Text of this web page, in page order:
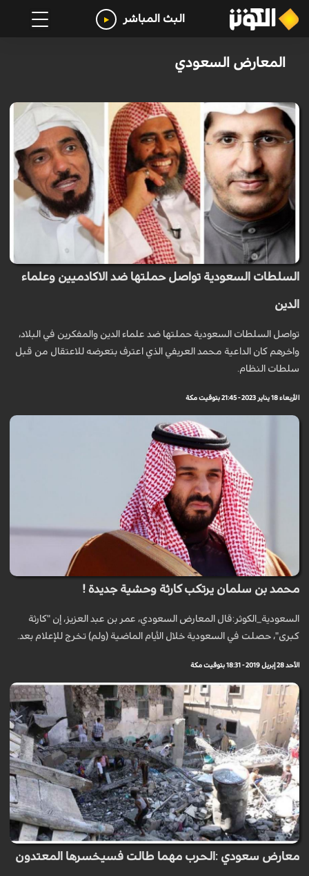
البث المباشر
المعارض السعودي
السلطات السعودية تواصل حملتها ضد الاكادميين وعلماء
الدين
تواصل السلطات السعودية حملتها ضد علماء الدين والمفكرين في البلاد،
واخرهم كان الداعية محمد العريفي الذي اعترف بتعرضه للاعتقال من قبل
سلطات النظام.
الأربعاء 18 يناير 2023 - 21:45 بتوقيت مكة
محمد بن سلمان يرتكب كارثة وحشية جديدة !
السعودية_الكوثر:قال المعارض السعودي، عمر بن عبد العزيز، إن "كارثة
كبرى"، حصلت في السعودية خلال الأيام الماضية (ولم) تخرج للإعلام بعد.
الأحد 28 إبريل 2019 - 18:31 بتوقيت مكة
معارض سعودي :الحرب مهما طالت فسيخسرها المعتدون